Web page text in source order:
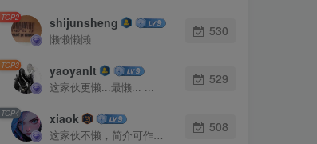
TOP2 shijunsheng
懒懒懒懒
530
TOP3 yaoyanlt
这家伙更懒...最懒... ...
529
TOP4 xiaok
这家伙不懒，简介可作证！
508